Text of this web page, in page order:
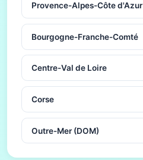
Provence-Alpes-Côte d'Azur
Bourgogne-Franche-Comté
Centre-Val de Loire
Corse
Outre-Mer (DOM)